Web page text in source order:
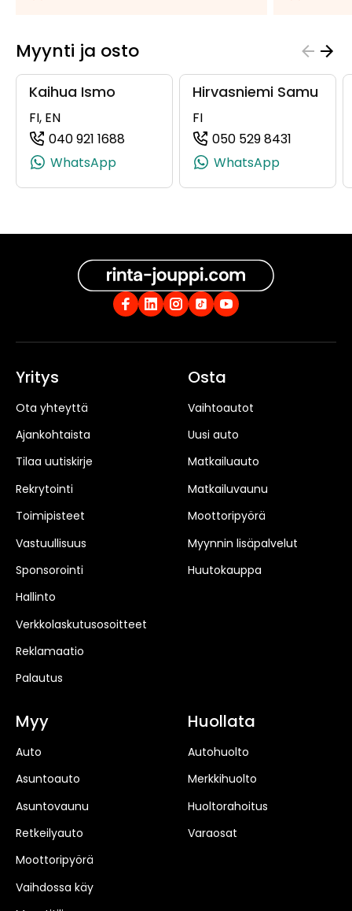
Myynti ja osto
Kaihua Ismo
FI, EN
040 921 1688
(+358409211688, 0409211688, +358
WhatsApp
Hirvasniemi Samu
FI
050 529 8431
WhatsApp
Yritys
Ota yhteyttä
Ajankohtaista
Tilaa uutiskirje
Rekrytointi
Toimipisteet
Vastuullisuus
Sponsorointi
Hallinto
Verkkolaskutusosoitteet
Reklamaatio
Palautus
Osta
Vaihtoautot
Uusi auto
Matkailuauto
Matkailuvaunu
Moottoripyörä
Myynnin lisäpalvelut
Huutokauppa
Myy
Auto
Asuntoauto
Asuntovaunu
Retkeilyauto
Moottoripyörä
Vaihdossa käy
Huollata
Autohuolto
Merkkihuolto
Huoltorahoitus
Varaosat